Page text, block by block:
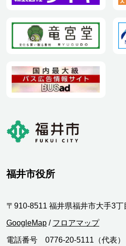
福井市役所
〒910-8511 福井県福井市大手3丁
GoogleMap / フロアマップ
電話番号 0776-20-5111（代表）